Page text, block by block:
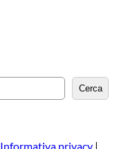
Cerca
Informativa privacy|